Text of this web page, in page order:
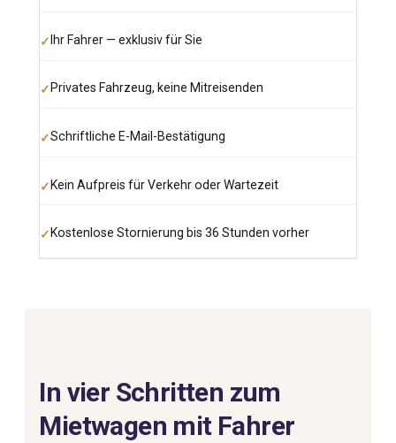
Ihr Fahrer — exklusiv für Sie
Privates Fahrzeug, keine Mitreisenden
Schriftliche E-Mail-Bestätigung
Kein Aufpreis für Verkehr oder Wartezeit
Kostenlose Stornierung bis 36 Stunden vorher
In vier Schritten zum
Mietwagen mit Fahrer